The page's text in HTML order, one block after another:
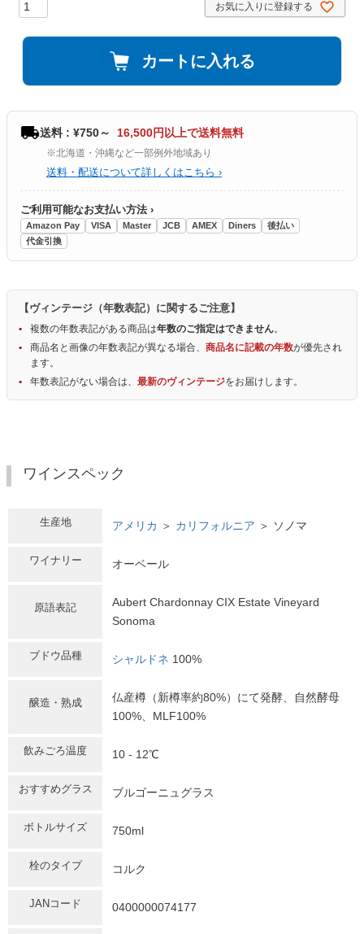
お気に入りに登録する
カートに入れる
送料 : ¥750～ 16,500円以上で送料無料
※北海道・沖縄など一部例外地域あり
送料・配送について詳しくはこちら ›
ご利用可能なお支払い方法 ›
Amazon Pay VISA Master JCB AMEX Diners
後払い
代金引換
【ヴィンテージ（年数表記）に関するご注意】
複数の年数表記がある商品は年数のご指定はできません。
商品名と画像の年数表記が異なる場合、 商品名に記載の年数が優先され
ます。
年数表記がない場合は、 最新のヴィンテージをお届けします。
ワインスペック
生産地 アメリカ ＞ カリフォルニア ＞ ソノマ
ワイナリー オーベール
原語表記
Aubert Chardonnay CIX Estate Vineyard
Sonoma
ブドウ品種 シャルドネ 100%
醸造・熟成
仏産樽（新樽率約80%）にて発酵、自然酵母
100%、MLF100%
飲みごろ温度 10 - 12℃
おすすめグラス ブルゴーニュグラス
ボトルサイズ 750ml
栓のタイプ コルク
JANコード 0400000074177